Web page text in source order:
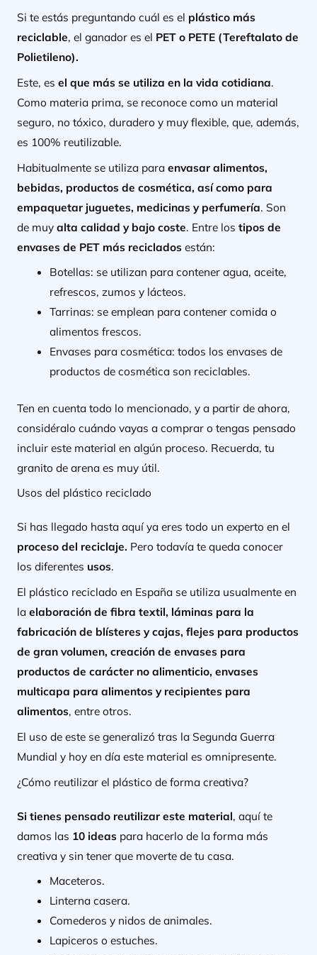
Si te estás preguntando cuál es el plástico más
reciclable, el ganador es el PET o PETE (Tereftalato de
Polietileno).
Este, es el que más se utiliza en la vida cotidiana.
Como materia prima, se reconoce como un material
seguro, no tóxico, duradero y muy flexible, que, además,
es 100% reutilizable.
Habitualmente se utiliza paraenvasar alimentos,
bebidas, productos de cosmética, así como para
empaquetar juguetes, medicinas y perfumería. Son
de muyalta calidad y bajo coste. Entre los tipos de
envases de PET más reciclados están:
Botellas: se utilizan para contener agua, aceite,
refrescos, zumos y lácteos.
Tarrinas: se emplean para contener comida o
alimentos frescos.
Envases para cosmética: todos los envases de
productos de cosmética son reciclables.
Ten en cuenta todo lo mencionado, y a partir de ahora,
considéralo cuándo vayas a comprar o tengas pensado
incluir este material en algún proceso. Recuerda, tu
granito de arena es muy útil.
Usos del plástico reciclado
Si has llegado hasta aquí ya eres todo un experto en el
proceso del reciclaje. Pero todavía te queda conocer
los diferentes usos.
El plástico reciclado en España se utiliza usualmente en
laelaboración de fibra textil, láminas para la
fabricación de blísteres y cajas, flejes para productos
de gran volumen, creación de envases para
productos de carácter no alimenticio, envases
multicapa para alimentos y recipientes para
alimentos, entre otros.
El uso de este se generalizó tras la Segunda Guerra
Mundial y hoy en día este material es omnipresente.
¿Cómo reutilizar el plástico de forma creativa?
Si tienes pensado reutilizar este material, aquí te
damos las 10 ideas para hacerlo de la forma más
creativa y sin tener que moverte de tu casa.
Maceteros.
Linterna casera.
Comederos y nidos de animales.
Lapiceros o estuches.